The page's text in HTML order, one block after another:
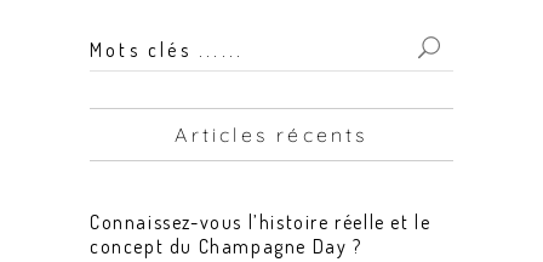
Mots
clés
...
Articles récents
Connaissez-vous l’histoire réelle et le
concept du Champagne Day ?